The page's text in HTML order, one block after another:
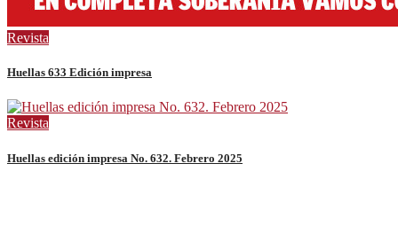
Revista
Huellas 633 Edición impresa
Revista
Huellas edición impresa No. 632. Febrero 2025